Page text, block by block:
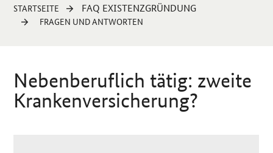
Sie
sind
STARTSEITE FAQ EXISTENZGRÜNDUNG
FRAGEN UND ANTWORTEN
Nebenberuflich tätig: zweite
Krankenversicherung?